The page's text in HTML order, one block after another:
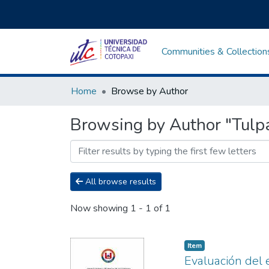
Communities &
Home Browse by Author
Browsing by Author
All browse results
Now showing 1 - 1 of 1
Item
Evaluación del